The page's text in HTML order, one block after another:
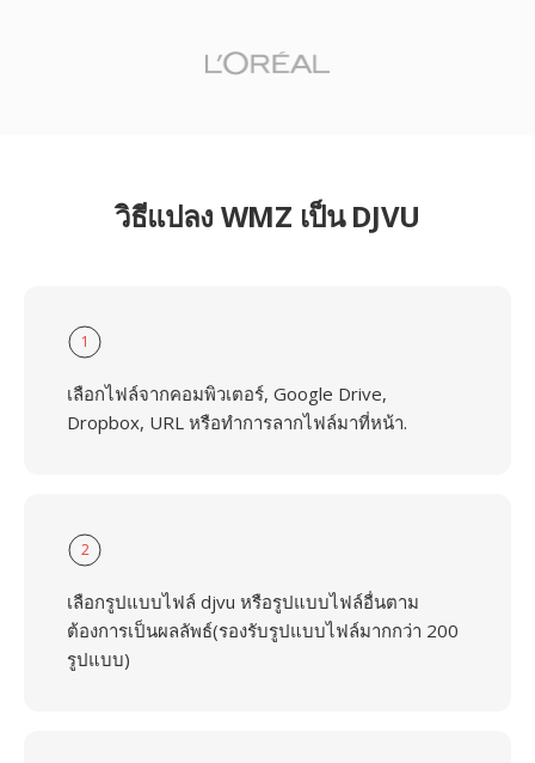
วิธีแปลง WMZ เป็น DJVU
1
เลือกไฟล์จากคอมพิวเตอร์, Google Drive,
Dropbox, URL หรือทำการลากไฟล์มาที่หน้า.
2
เลือกรูปแบบไฟล์ djvu หรือรูปแบบไฟล์อื่นตาม
ต้องการเป็นผลลัพธ์(รองรับรูปแบบไฟล์มากกว่า 200
รูปแบบ)